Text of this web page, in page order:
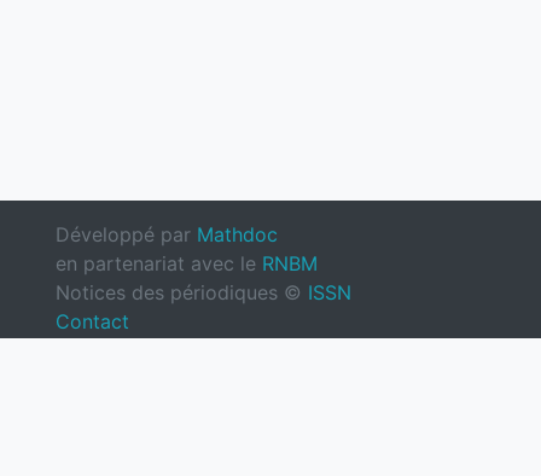
Développé par Mathdoc
en partenariat avec le RNBM
Notices des périodiques © ISSN
Contact